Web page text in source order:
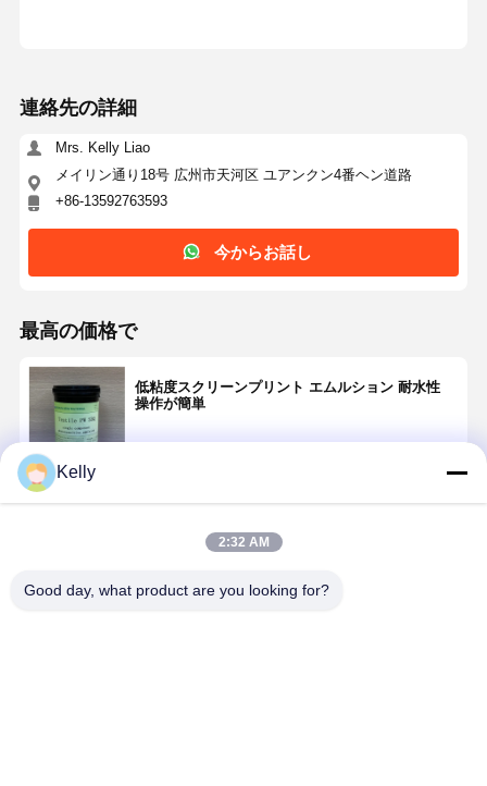
連絡先の詳細
Mrs. Kelly Liao
メイリン通り18号 広州市天河区 ユアンクン4番ヘン道路
+86-13592763593
今からお話し
最高の価格で
低粘度スクリーンプリント エムルション 耐水性
操作が簡単
Kelly
2:32 AM
Good day, what product are you looking for?